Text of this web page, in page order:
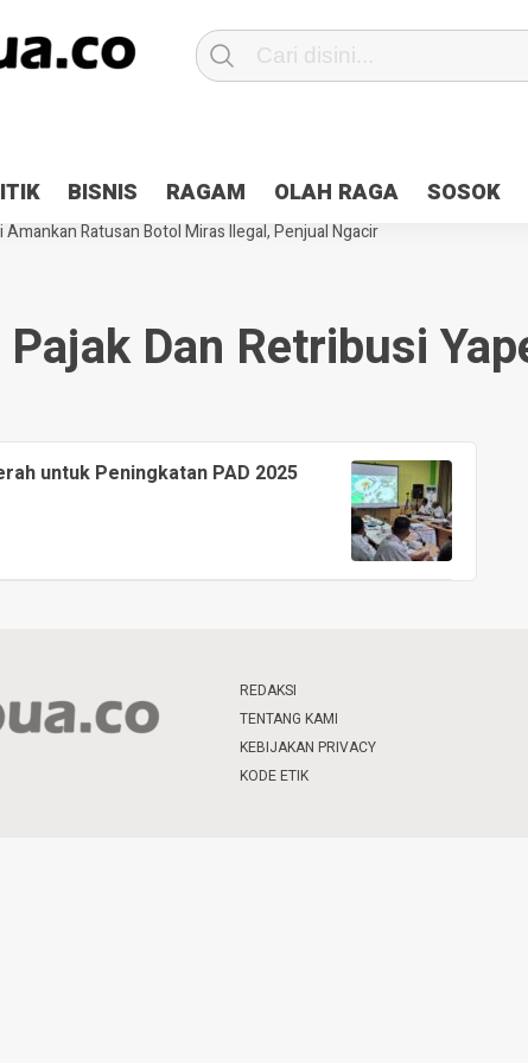
BISNIS RAGAM OLAH RAGA SOSOK
Patroli 2×24 jam di Kota Jayapura
Pesan Sejuk Polri di Deklarasi
Sentani Terbakar
Hibah Pilkada Jayapura Cair 10 Persen, Deposit
Ratusan Botol Miras Ilegal, Penjual Ngacir
Pajak Dan Retribusi
untuk Peningkatan PAD 2025
REDAKSI
TENTANG KAMI
KEBIJAKAN PRIVACY
KODE ETIK